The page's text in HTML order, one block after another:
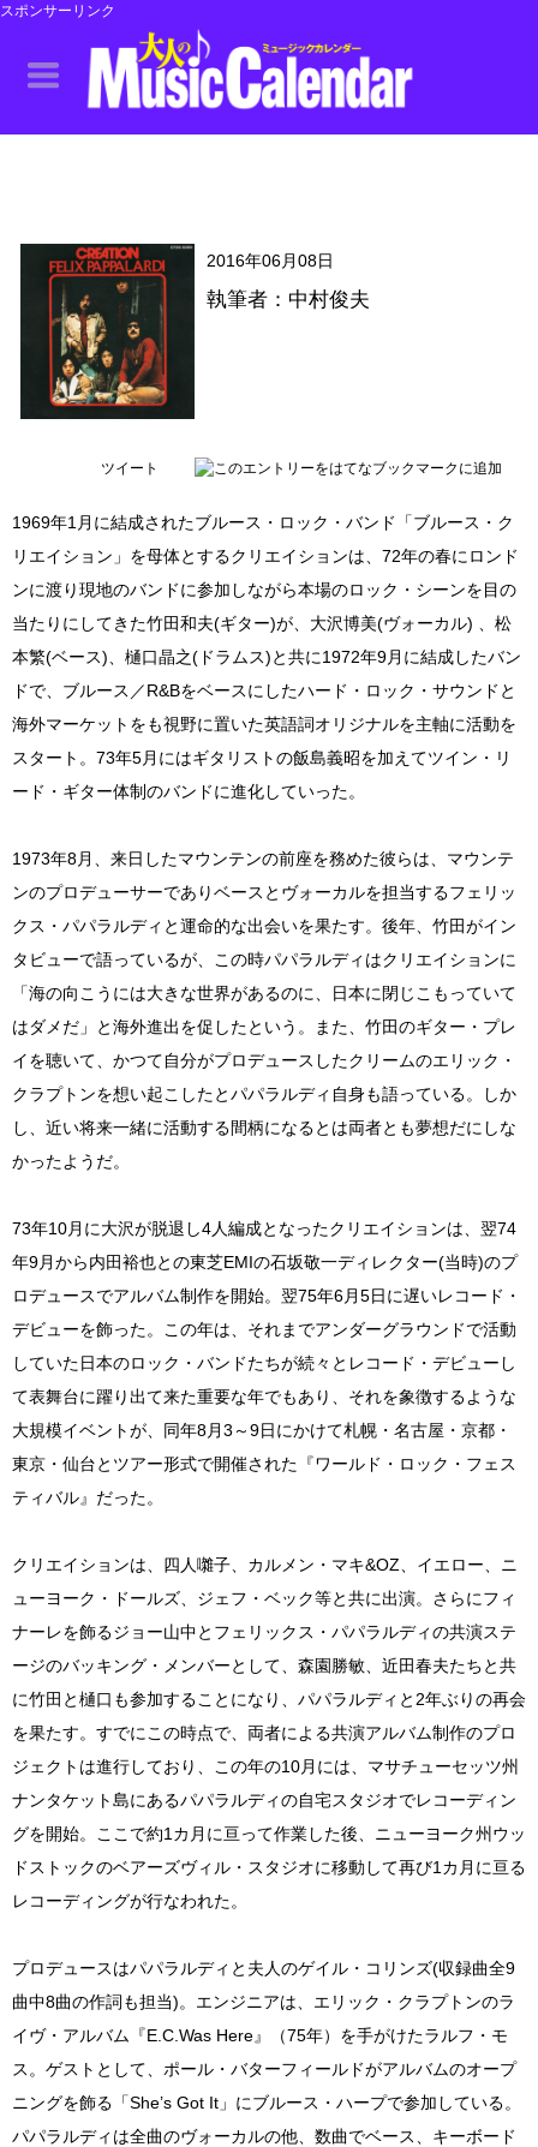
スポンサーリンク
2016年06月08日
執筆者：中村俊夫
ツイート
1969年1月に結成されたブルース・ロック・バンド「ブルース・ク
リエイション」を母体とするクリエイションは、72年の春にロンド
ンに渡り現地のバンドに参加しながら本場のロック・シーンを目の
当たりにしてきた竹田和夫(ギター)が、大沢博美(ヴォーカル) 、松
本繁(ベース)、樋口晶之(ドラムス)と共に1972年9月に結成したバン
ドで、ブルース／R&Bをベースにしたハード・ロック・サウンドと
海外マーケットをも視野に置いた英語詞オリジナルを主軸に活動を
スタート。73年5月にはギタリストの飯島義昭を加えてツイン・リ
ード・ギター体制のバンドに進化していった。
1973年8月、来日したマウンテンの前座を務めた彼らは、マウンテ
ンのプロデューサーでありベースとヴォーカルを担当するフェリッ
クス・パパラルディと運命的な出会いを果たす。後年、竹田がイン
タビューで語っているが、この時パパラルディはクリエイションに
「海の向こうには大きな世界があるのに、日本に閉じこもっていて
はダメだ」と海外進出を促したという。また、竹田のギター・プレ
イを聴いて、かつて自分がプロデュースしたクリームのエリック・
クラプトンを想い起こしたとパパラルディ自身も語っている。しか
し、近い将来一緒に活動する間柄になるとは両者とも夢想だにしな
かったようだ。
73年10月に大沢が脱退し4人編成となったクリエイションは、翌74
年9月から内田裕也との東芝EMIの石坂敬一ディレクター(当時)のプ
ロデュースでアルバム制作を開始。翌75年6月5日に遅いレコード・
デビューを飾った。この年は、それまでアンダーグラウンドで活動
していた日本のロック・バンドたちが続々とレコード・デビューし
て表舞台に躍り出て来た重要な年でもあり、それを象徴するような
大規模イベントが、同年8月3～9日にかけて札幌・名古屋・京都・
東京・仙台とツアー形式で開催された『ワールド・ロック・フェス
ティバル』だった。
クリエイションは、四人囃子、カルメン・マキ&OZ、イエロー、ニ
ューヨーク・ドールズ、ジェフ・ベック等と共に出演。さらにフィ
ナーレを飾るジョー山中とフェリックス・パパラルディの共演ステ
ージのバッキング・メンバーとして、森園勝敏、近田春夫たちと共
に竹田と樋口も参加することになり、パパラルディと2年ぶりの再会
を果たす。すでにこの時点で、両者による共演アルバム制作のプロ
ジェクトは進行しており、この年の10月には、マサチューセッツ州
ナンタケット島にあるパパラルディの自宅スタジオでレコーディン
グを開始。ここで約1カ月に亘って作業した後、ニューヨーク州ウッ
ドストックのベアーズヴィル・スタジオに移動して再び1カ月に亘る
レコーディングが行なわれた。
プロデュースはパパラルディと夫人のゲイル・コリンズ(収録曲全9
曲中8曲の作詞も担当)。エンジニアは、エリック・クラプトンのラ
イヴ・アルバム『E.C.Was Here』（75年）を手がけたラルフ・モ
ス。ゲストとして、ポール・バターフィールドがアルバムのオープ
ニングを飾る「She’s Got It」にブルース・ハープで参加している。
パパラルディは全曲のヴォーカルの他、数曲でベース、キーボード